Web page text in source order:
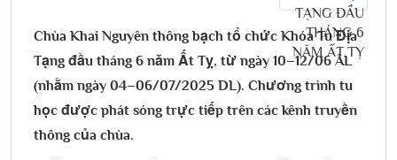
Chùa Khai Nguyên thông bạch tổ chức Khóa Tu Địa
Tạng đầu tháng 6 năm Ất Tỵ, từ ngày 10–12/06 ÂL
(nhằm ngày 04–06/07/2025 DL). Chương trình tu
học được phát sóng trực tiếp trên các kênh truyền
thông của chùa.